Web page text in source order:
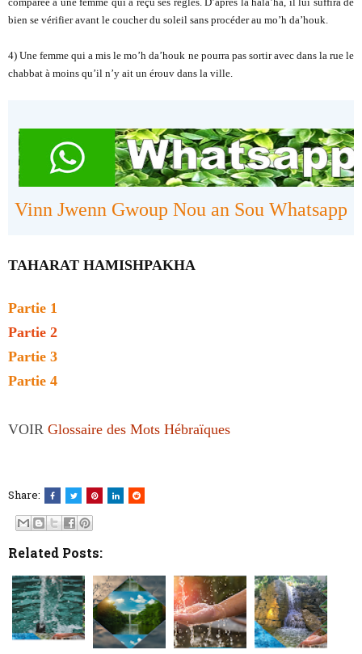
bien se vérifieravant le coucher du soleil sans procéder au mo’h da’houk.
4) Une femme qui a mis le mo’h da’houk ne pourra pas sortir avec dans la rue le
chabbat à moins qu’il n’y ait un érouv dans la ville.
Vinn Jwenn Gwoup Nou an Sou Whatsapp
TAHARAT HAMISHPAKHA
Partie 1
Partie 2
Partie 3
Partie 4
VOIR Glossaire des Mots Hébraïques
Share:
Related Posts: